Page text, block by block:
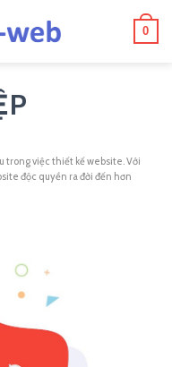
0
trong việc thiết kế website. Với
độc quyền ra đời đến hơn